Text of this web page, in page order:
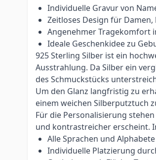
Individuelle Gravur von
Zeitloses Design für
Angenehmer Tragekomfort
Ideale Geschenkidee zu
925 Sterling Silber ist ein
Ausstrahlung. Da Silber ein
des Schmuckstücks
Um den Glanz langfristig zu
einem weichen Silberputztuch
Für die Personalisierung
und kontrastreicher erscheint.
Alle Sprachen und
Individuelle Platzierung